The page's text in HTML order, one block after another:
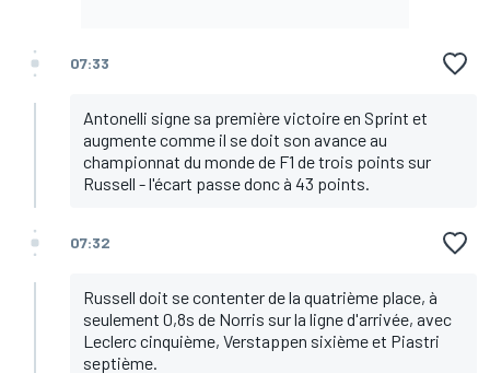
07:33
Antonelli signe sa première victoire en Sprint et
augmente comme il se doit son avance au
championnat du monde de F1 de trois points sur
Russell - l'écart passe donc à 43 points.
07:32
Russell doit se contenter de la quatrième place, à
seulement 0,8s de Norris sur la ligne d'arrivée, avec
Leclerc cinquième, Verstappen sixième et Piastri
septième.